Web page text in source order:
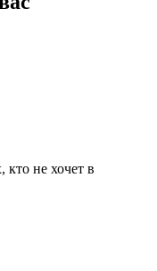
кто не хочет в